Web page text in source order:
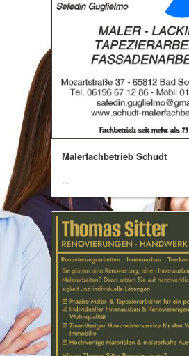
Malerfachbetrieb Schudt
...